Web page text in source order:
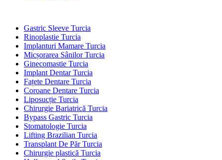
Gastric Sleeve Turcia
Rinoplastie Turcia
Implanturi Mamare Turcia
Micșorarea Sânilor Turcia
Ginecomastie Turcia
Implant Dentar Turcia
Fațete Dentare Turcia
Coroane Dentare Turcia
Liposucție Turcia
Chirurgie Bariatrică Turcia
Bypass Gastric Turcia
Stomatologie Turcia
Lifting Brazilian Turcia
Transplant De Păr Turcia
Chirurgie plastică Turcia